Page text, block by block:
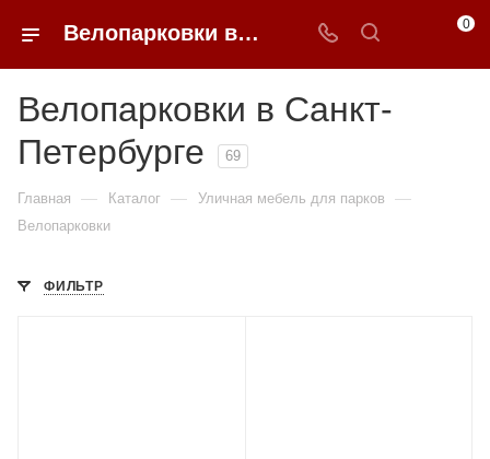
Велопарковки в Санкт-Петербурге купить по доступным ценам с доставкой от 0ФФЕР.ру 0
Велопарковки в Санкт-
Петербурге
69
Главная — Каталог — Уличная мебель для парков —
Велопарковки
ФИЛЬТР